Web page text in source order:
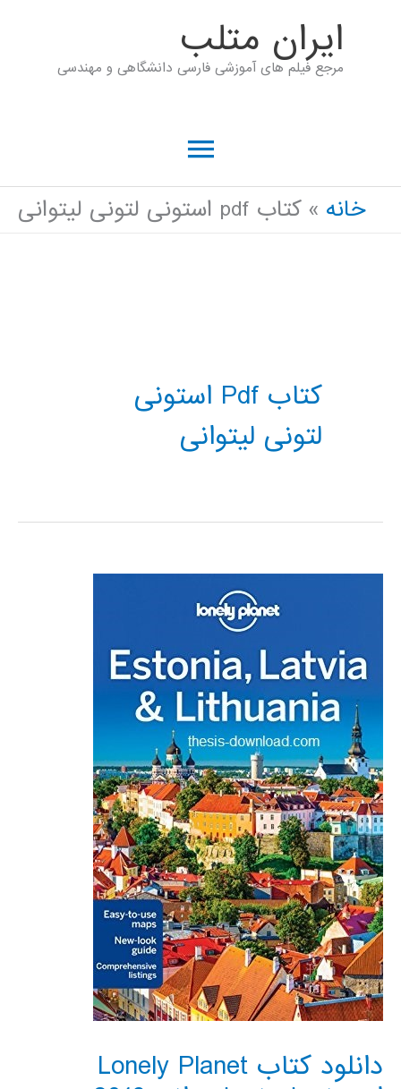
ايران متلب
مرجع فیلم های آموزشی فارسی دانشگاهی و مهندسی
فهرست
اصلی
خانه کتاب pdf استونی لتونی لیتوانی
کتاب Pdf استونی
لتونی لیتوانی
دانلود کتاب Lonely Planet